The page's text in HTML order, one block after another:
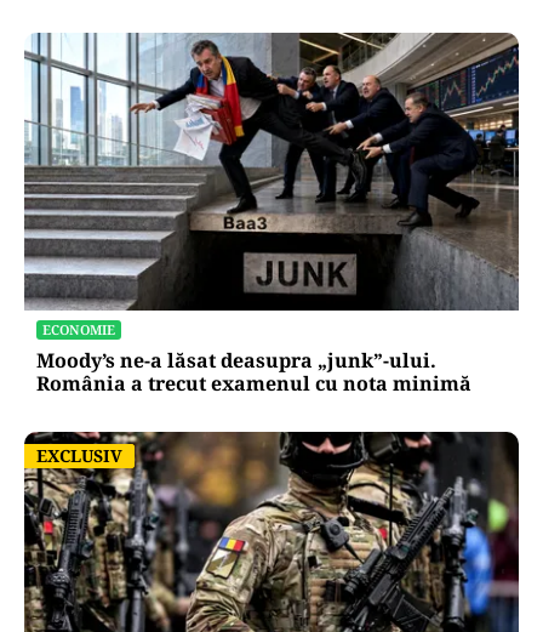
ECONOMIE
Moody’s ne-a lăsat deasupra „junk”-ului.
România a trecut examenul cu nota minimă
EXCLUSIV
EXCLUSIV